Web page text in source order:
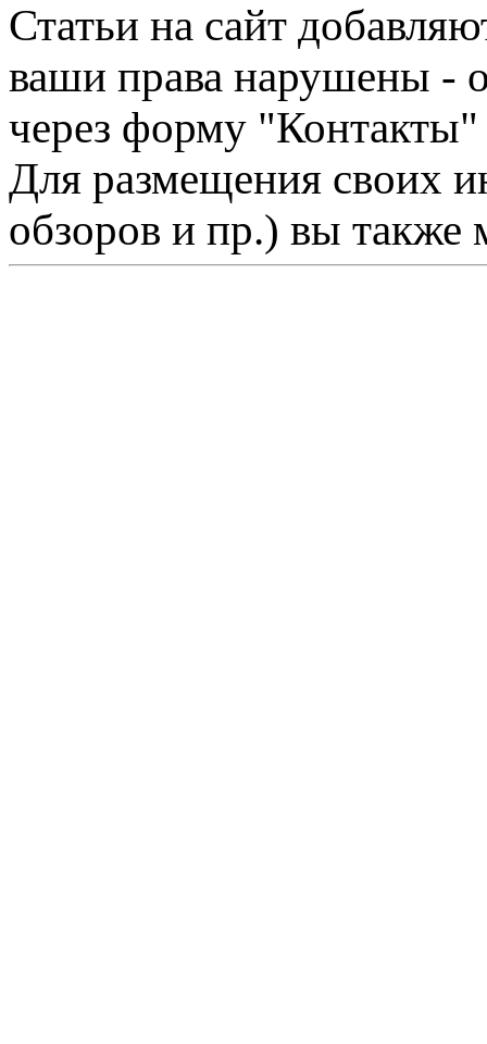
Статьи на сайт
ваши права нарушены -
через форму "Контакты"
Для размещения своих
обзоров и пр.) вы также